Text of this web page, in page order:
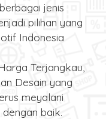
jenis
pilihan yang
Indonesia
Terjangkau,
Desain yang
meyalani
baik.